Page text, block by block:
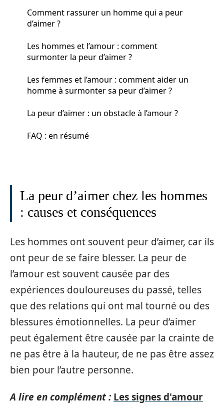
Comment rassurer un homme qui a peur
d’aimer ?
Les hommes et l’amour : comment
surmonter la peur d’aimer ?
Les femmes et l’amour : comment aider un
homme à surmonter sa peur d’aimer ?
La peur d’aimer : un obstacle à l’amour ?
FAQ : en résumé
La peur d’aimer chez les hommes
: causes et conséquences
Les hommes ont souvent peur d’aimer, car ils
ont peur de se faire blesser. La peur de
l’amour est souvent causée par des
expériences douloureuses du passé, telles
que des relations qui ont mal tourné ou des
blessures émotionnelles. La peur d’aimer
peut également être causée par la crainte de
ne pas être à la hauteur, de ne pas être assez
bien pour l’autre personne.
A lire en complément : Les signes d'amour